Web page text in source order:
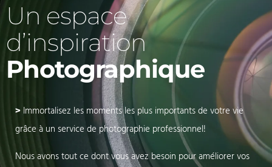
Un espace
d’inspiration
Photographique
> Immortalisez les moments les plus importants de votre vie
grâce à un service de photographie professionnel!
Nous avons tout ce dont vous avez besoin pour améliorer vos